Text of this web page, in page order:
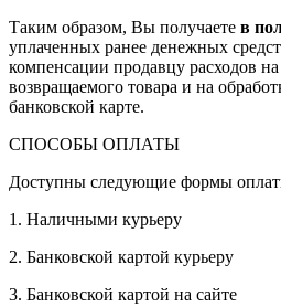
Таким образом, Вы получаете в
уплаченных ранее денежных
компенсации продавцу расходов
возвращаемого товара и на
банковской карте.
СПОСОБЫ ОПЛАТЫ
Доступны следующие формы
1. Наличными курьеру
2. Банковской картой курьеру
3. Банковской картой на сайте